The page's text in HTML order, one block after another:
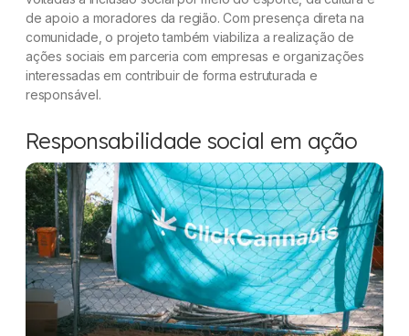
de apoio a moradores da região. Com presença direta na
comunidade, o projeto também viabiliza a realização de
ações sociais em parceria com empresas e organizações
interessadas em contribuir de forma estruturada e
responsável.
Responsabilidade social em ação